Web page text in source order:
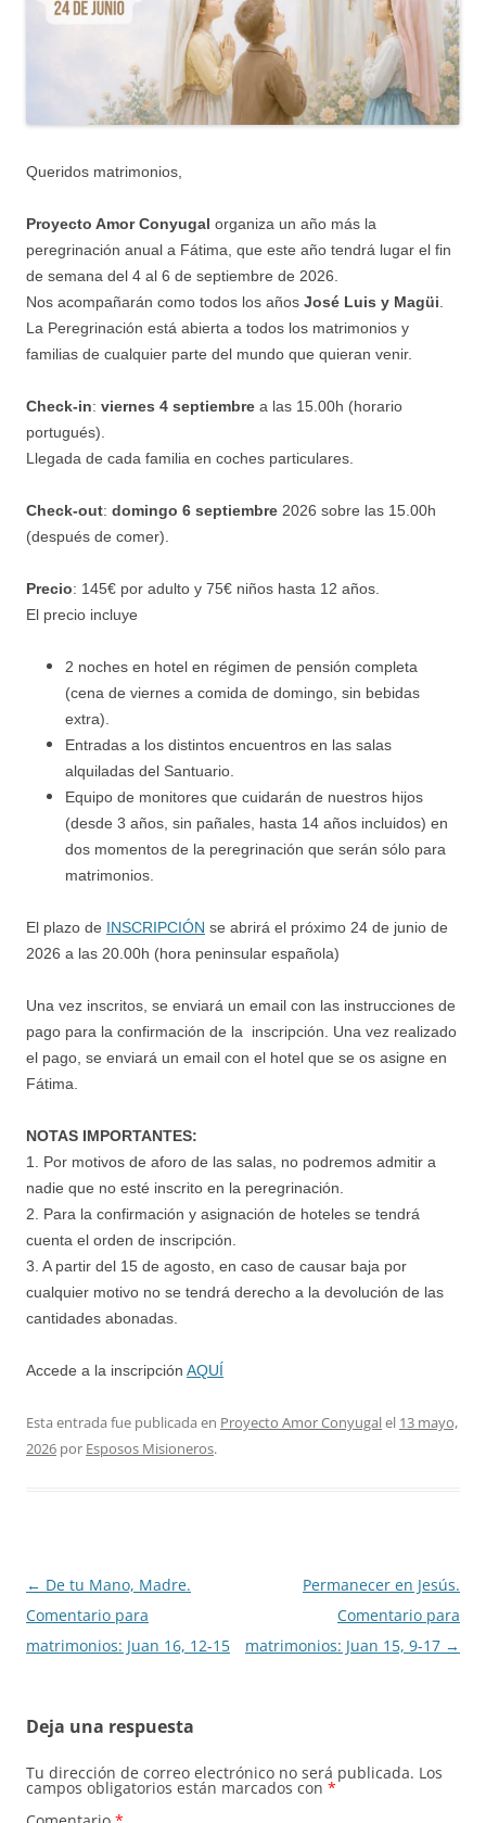
Queridos matrimonios,
Proyecto Amor Conyugal organiza un año más la
peregrinación anual a Fátima, que este año tendrá lugar el fin
de semana del 4 al 6 de septiembre de 2026.
Nos acompañarán como todos los años José Luis y Magüi
La Peregrinación está abierta a todos los matrimonios y
familias de cualquier parte del mundo que quieran venir.
Check-in: viernes 4 septiembre a las 15.00h (horario
portugués).
Llegada de cada familia en coches particulares.
Check-out: domingo 6 septiembre 2026 sobre las 15.00h
(después de comer).
Precio: 145€ por adulto y 75€ niños hasta 12 años.
El precio incluye
2 noches en hotel en régimen de pensión completa
(cena de viernes a comida de domingo, sin bebidas
extra).
Entradas a los distintos encuentros en las salas
alquiladas del Santuario.
Equipo de monitores que cuidarán de nuestros hijos
(desde 3 años, sin pañales, hasta 14 años incluidos) en
dos momentos de la peregrinación que serán sólo para
matrimonios.
El plazo de INSCRIPCIÓN se abrirá el próximo 24 de junio de
2026 a las 20.00h (hora peninsular española)
Una vez inscritos, se enviará un email con las instrucciones de
pago para la confirmación de la inscripción. Una vez realizado
el pago, se enviará un email con el hotel que se os asigne en
Fátima.
NOTAS IMPORTANTES:
1. Por motivos de aforo de las salas, no podremos admitir a
nadie que no esté inscrito en la peregrinación.
2. Para la confirmación y asignación de hoteles se tendrá
cuenta el orden de inscripción.
3. A partir del 15 de agosto, en caso de causar baja por
cualquier motivo no se tendrá derecho a la devolución de las
cantidades abonadas.
Accede a la inscripción AQUÍ
Esta entrada fue publicada en Proyecto Amor Conyugalel 13 mayo,
2026 por Esposos Misioneros.
Navegación
de
entradas
← De tu Mano, Madre.
Comentario para
matrimonios: Juan 16, 12-15
Permanecer en Jesús.
Comentario para
matrimonios: Juan 15, 9-17 →
Deja una respuesta
Tu dirección de correo electrónico no será publicada. Los
campos obligatorios están marcados con *